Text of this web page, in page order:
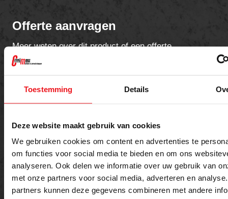
Toestemming Details
Deze website maakt gebruik van cookies
We gebruiken cookies om content en advertenties te
om functies voor social media te bieden en om ons
analyseren. Ook delen we informatie over uw gebruik van
met onze partners voor social media, adverteren en
partners kunnen deze gegevens combineren met andere
Offerte aanvragen
Meer weten over dit product of een offerte
aanvragen?
Telefoon
Bericht